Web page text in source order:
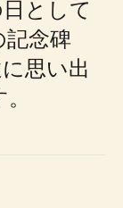
として
念碑
思い出